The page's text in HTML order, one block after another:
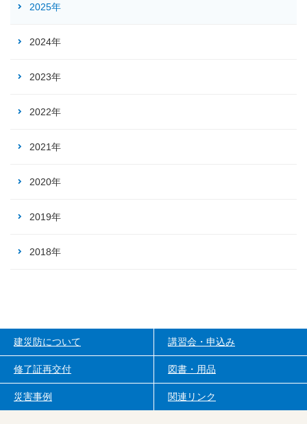
2025年
2024年
2023年
2022年
2021年
2020年
2019年
2018年
建災防について 講習会・申込み
修了証再交付 図書・用品
災害事例 関連リンク